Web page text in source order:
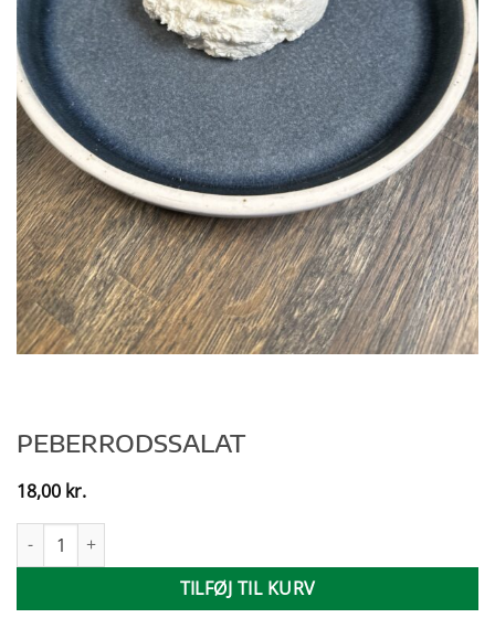
PEBERRODSSALAT
18,00 kr.
Peberrodssalat antal
TILFØJ TIL KURV